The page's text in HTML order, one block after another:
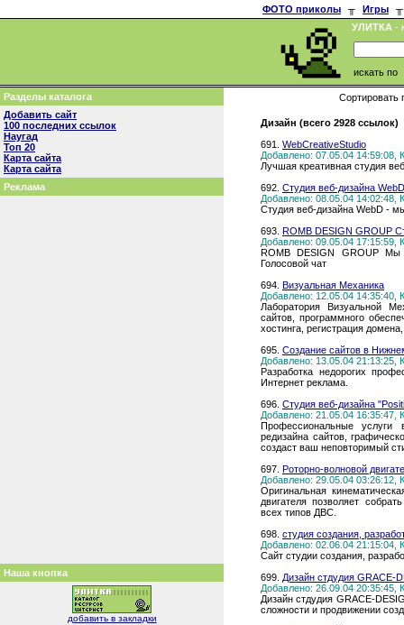
ФОТО приколы ╥ Игры
╥
УЛИТКА -
искать по
Разделы каталога
Добавить сайт
100 последних ссылок
Наугад
Топ 20
Карта сайта
Карта сайта
Реклама
Наша кнопка
добавить в закладки
Сортировать
Дизайн (всего 2928 ссылок)
691. WebCreativeStudio
Добавлено: 07.05.04 14:59:08,
Лучшая креативная студия
692. Студия веб-дизайна WebD
Добавлено: 08.05.04 14:02:48,
Студия веб-дизайна WebD -
693. ROMB DESIGN GROUP
Добавлено: 09.05.04 17:15:59,
ROMB DESIGN GROUP
Голосовой чат
694. Визуальная Механика
Добавлено: 12.05.04 14:35:40,
Лаборатория Визуальной
сайтов, программного
хостинга, регистрация
695. Создание сайтов в
Добавлено: 13.05.04 21:13:25,
Разработка недорогих
Интернет реклама.
696. Студия веб-дизайна
Добавлено: 21.05.04 16:35:47,
Профессиональные
редизайна сайтов,
создаст ваш неповторимый
697. Роторно-волновой
Добавлено: 29.05.04 03:26:12,
Оригинальная
двигателя позволяет
всех типов ДВС.
698. студия создания,
Добавлено: 02.06.04 21:15:04,
Сайт студии создания,
699. Дизайн стдудия GRACE-
Добавлено: 26.09.04 20:35:45,
Дизайн стдудия GRACE-
сложности и продвижении